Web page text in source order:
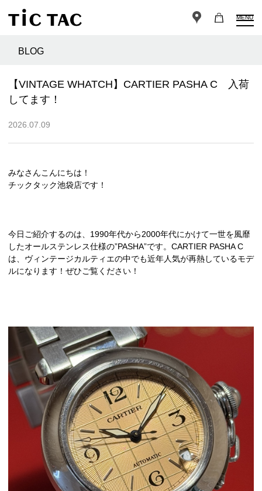
MENU
BLOG
【VINTAGE WHATCH】CARTIER PASHA C 入荷
してます！
2026.07.09
みなさんこんにちは！
チックタック池袋店です！
今日ご紹介するのは、1990年代から2000年代にかけて一世を風靡
したオールステンレス仕様の”PASHA”です。CARTIER PASHA C
は、ヴィンテージカルティエの中でも近年人気が再熱しているモデ
ルになります！ぜひご覧ください！